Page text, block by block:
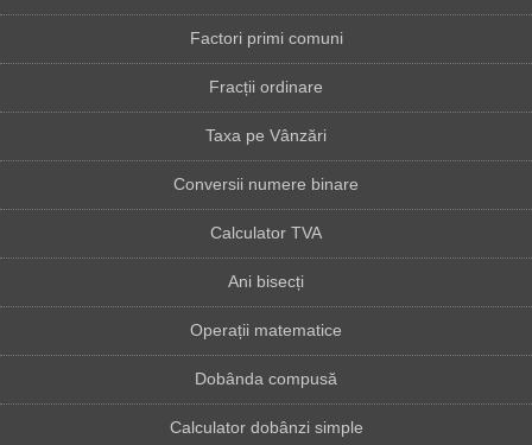
Factori primi comuni
Fracții ordinare
Taxa pe Vânzări
Conversii numere binare
Calculator TVA
Ani bisecți
Operații matematice
Dobânda compusă
Calculator dobânzi simple